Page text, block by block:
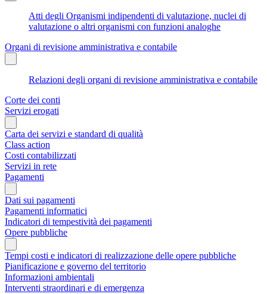
Atti degli Organismi indipendenti di valutazione, nuclei di
valutazione o altri organismi con funzioni analoghe
Organi di revisione amministrativa e contabile
Relazioni degli organi di revisione amministrativa e contabile
Corte dei conti
Servizi erogati
Carta dei servizi e standard di qualità
Class action
Costi contabilizzati
Servizi in rete
Pagamenti
Dati sui pagamenti
Pagamenti informatici
Indicatori di tempestività dei pagamenti
Opere pubbliche
Tempi costi e indicatori di realizzazione delle opere pubbliche
Pianificazione e governo del territorio
Informazioni ambientali
Interventi straordinari e di emergenza